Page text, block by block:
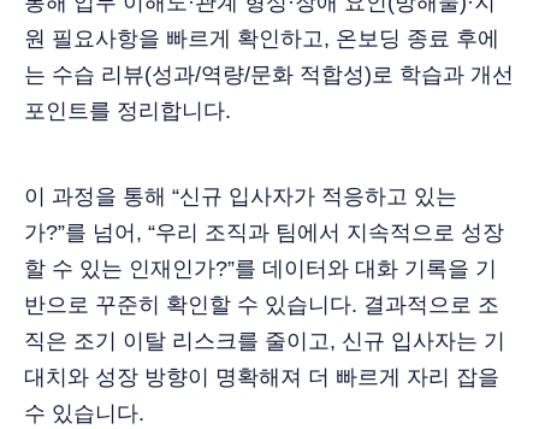
원 필요사항을 빠르게 확인하고, 온보딩 종료 후에
는 수습 리뷰(성과/역량/문화 적합성)로 학습과 개선
포인트를 정리합니다.
이 과정을 통해 “신규 입사자가 적응하고 있는
가?”를 넘어, “우리 조직과 팀에서 지속적으로 성장
할 수 있는 인재인가?”를 데이터와 대화 기록을 기
반으로 꾸준히 확인할 수 있습니다. 결과적으로 조
직은 조기 이탈 리스크를 줄이고, 신규 입사자는 기
대치와 성장 방향이 명확해져 더 빠르게 자리 잡을
수 있습니다.